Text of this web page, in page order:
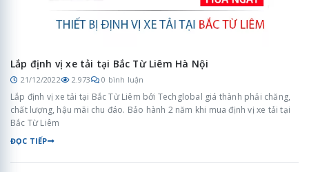
Lắp định vị xe tải tại Bắc Từ Liêm Hà Nội
21/12/2022 2.973 0 bình luận
Lắp định vị xe tải tại Bắc Từ Liêm bởi Techglobal giá thành phải chăng,
chất lượng, hậu mãi chu đáo. Bảo hành 2 năm khi mua định vị xe tải tại
Bắc Từ Liêm
ĐỌC TIẾP